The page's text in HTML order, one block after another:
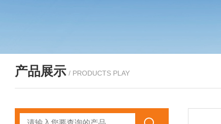
产品展示 / PRODUCTS PLAY